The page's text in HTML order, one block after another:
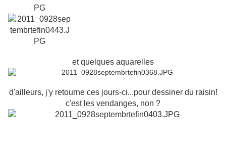
et quelques aquarelles
d'ailleurs, j'y retourne ces jours-ci...pour dessiner du raisin!
c'est les vendanges, non ?